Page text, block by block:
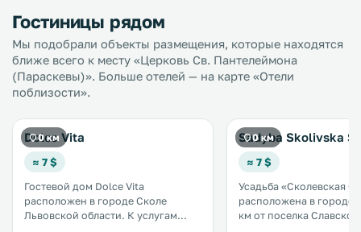
Гостиницы рядом
Мы подобрали объекты размещения, которые находятся
ближе всего к месту «Церковь Св. Пантелеймона
(Параскевы)». Больше отелей — на карте «Отели
поблизости».
0 км
Dolce Vita
≈ 7 $
Гостевой дом Dolce Vita
расположен в городе Сколе
Львовской области. К услугам
0 км
Sadyba Skolivska
≈ 7 $
Усадьба «Сколевская
расположена в городе
км от поселка Славское.